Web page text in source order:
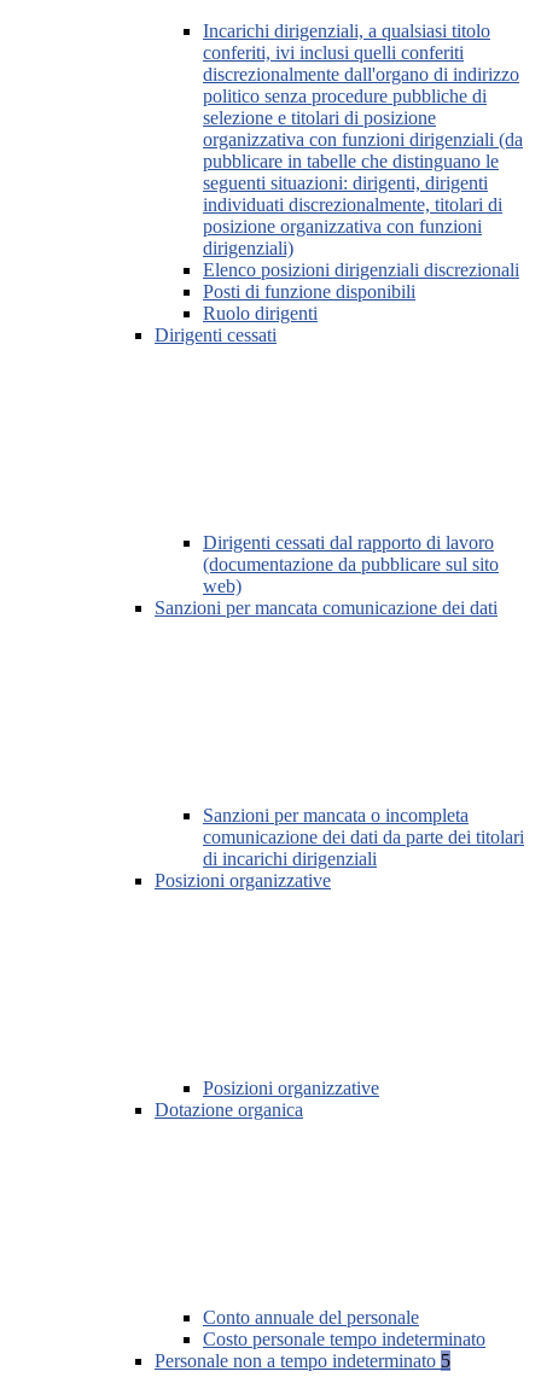
Incarichi dirigenziali, a qualsiasi titolo
conferiti, ivi inclusi quelli conferiti
discrezionalmente dall'organo di indirizzo
politico senza procedure pubbliche di
selezione e titolari di posizione
organizzativa con funzioni dirigenziali (da
pubblicare in tabelle che distinguano le
seguenti situazioni: dirigenti, dirigenti
individuati discrezionalmente, titolari di
posizione organizzativa con funzioni
dirigenziali)
Elenco posizioni dirigenziali discrezionali
Posti di funzione disponibili
Ruolo dirigenti
Dirigenti cessati
Dirigenti cessati dal rapporto di lavoro
(documentazione da pubblicare sul sito
web)
Sanzioni per mancata comunicazione dei dati
Sanzioni per mancata o incompleta
comunicazione dei dati da parte dei titolari
di incarichi dirigenziali
Posizioni organizzative
Posizioni organizzative
Dotazione organica
Conto annuale del personale
Costo personale tempo indeterminato
Personale non a tempo indeterminato 5